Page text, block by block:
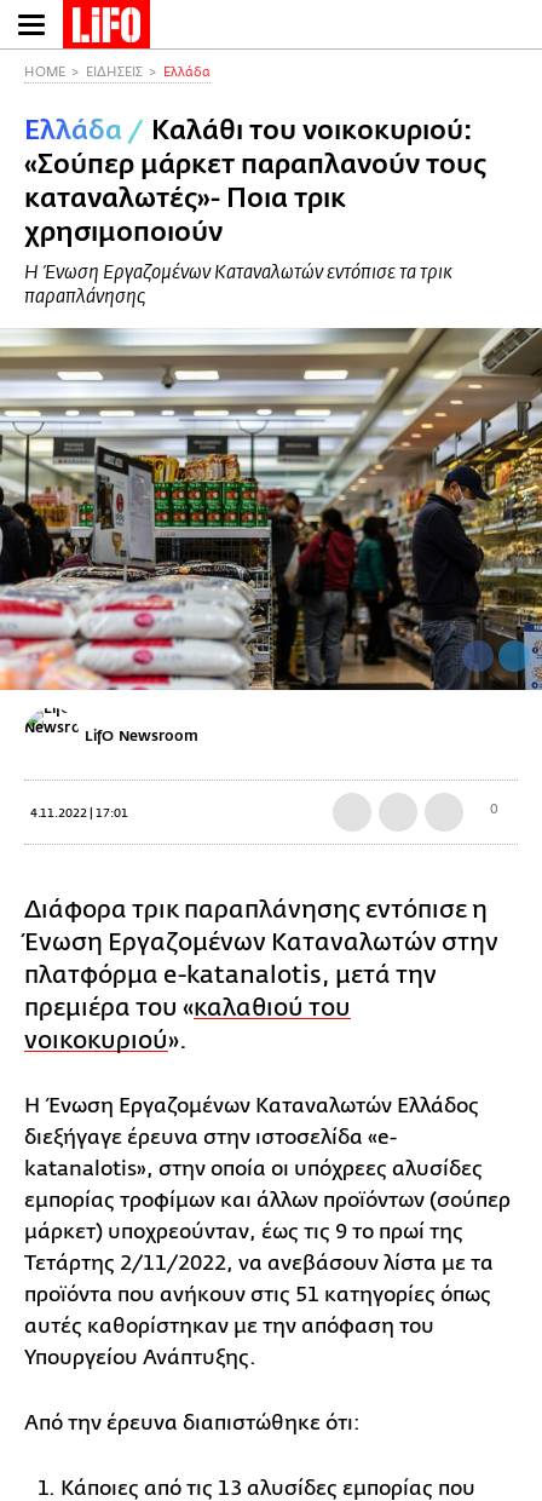
Παράκαμψη
προς
περιεχόμενο
HOME ΕΙΔΗΣΕΙΣ Ελλάδα
Ελλάδα / Καλάθι του νοικοκυριού:
«Σούπερ μάρκετ παραπλανούν τους
καταναλωτές»- Ποια τρικ
χρησιμοποιούν
Η Ένωση Εργαζομένων Καταναλωτών εντόπισε τα τρικ
παραπλάνησης
LifO Newsroom
4.11.2022 | 17:01 0
Διάφορα τρικ παραπλάνησης εντόπισε η
Ένωση Εργαζομένων Καταναλωτών στην
πλατφόρμα e-katanalotis, μετά την
πρεμιέρα του «καλαθιού του
νοικοκυριού».
Η Ένωση Εργαζομένων Καταναλωτών Ελλάδος
διεξήγαγε έρευνα στην ιστοσελίδα «e-
katanalotis», στην οποία οι υπόχρεες αλυσίδες
εμπορίας τροφίμων και άλλων προϊόντων (σούπερ
μάρκετ) υποχρεούνταν, έως τις 9 το πρωί της
Τετάρτης 2/11/2022, να ανεβάσουν λίστα με τα
προϊόντα που ανήκουν στις 51 κατηγορίες όπως
αυτές καθορίστηκαν με την απόφαση του
Υπουργείου Ανάπτυξης.
Από την έρευνα διαπιστώθηκε ότι:
Κάποιες από τις 13 αλυσίδες εμπορίας που